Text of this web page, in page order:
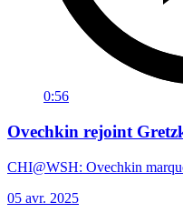
0:56
Ovechkin rejoint
CHI@WSH: Ovechkin
05 avr. 2025